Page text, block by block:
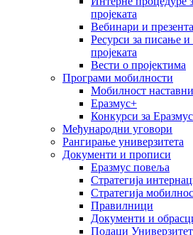
пројеката
Вебинари и
Ресурси за писање
пројеката
Вести о пројектима
Програми мобилности
Мобилност
Еразмус+
Конкурси за
Међународни уговори
Рангирање универзитета
Документи и прописи
Еразмус повеља
Стратегија
Стратегија
Правилници
Документи и
Подаци